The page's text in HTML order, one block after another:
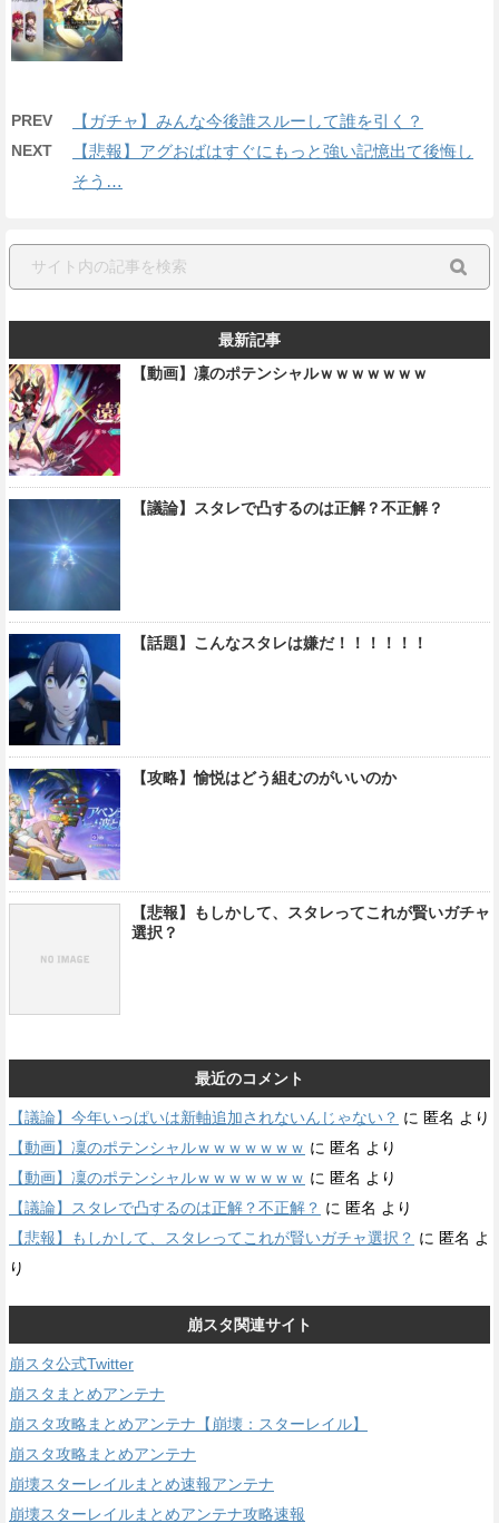
PREV 【ガチャ】みんな今後誰スルーして誰を引く？
NEXT
【悲報】アグおばはすぐにもっと強い記憶出て後悔し
そう…
最新記事
【動画】凜のポテンシャルｗｗｗｗｗｗｗ
【議論】スタレで凸するのは正解？不正解？
【話題】こんなスタレは嫌だ！！！！！！
【攻略】愉悦はどう組むのがいいのか
【悲報】もしかして、スタレってこれが賢いガチャ
選択？
最近のコメント
【議論】今年いっぱいは新軸追加されないんじゃない？ に 匿名 より
【動画】凜のポテンシャルｗｗｗｗｗｗｗ に 匿名 より
【動画】凜のポテンシャルｗｗｗｗｗｗｗ に 匿名 より
【議論】スタレで凸するのは正解？不正解？ に 匿名 より
【悲報】もしかして、スタレってこれが賢いガチャ選択？ に 匿名 よ
り
崩スタ関連サイト
崩スタ公式Twitter
崩スタまとめアンテナ
崩スタ攻略まとめアンテナ【崩壊：スターレイル】
崩スタ攻略まとめアンテナ
崩壊スターレイルまとめ速報アンテナ
崩壊スターレイルまとめアンテナ攻略速報